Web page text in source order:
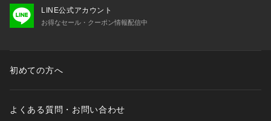
LINE公式アカウント
お得なセール・クーポン情報配信中
初めての方へ
よくある質問・お問い合わせ